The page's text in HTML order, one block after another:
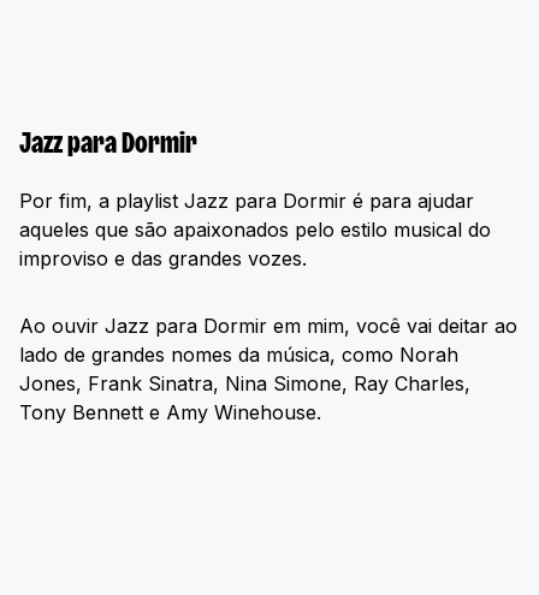
Jazz para Dormir
Por fim, a playlist Jazz para Dormir é para ajudar
aqueles que são apaixonados pelo estilo musical do
improviso e das grandes vozes.
Ao ouvir Jazz para Dormir em mim, você vai deitar ao
lado de grandes nomes da música, como Norah
Jones, Frank Sinatra, Nina Simone, Ray Charles,
Tony Bennett e Amy Winehouse.